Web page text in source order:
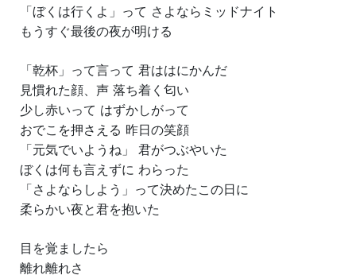
「ぼくは行くよ」って さよならミッドナイト
もうすぐ最後の夜が明ける
「乾杯」って言って 君ははにかんだ
見慣れた顔、声 落ち着く匂い
少し赤いって はずかしがって
おでこを押さえる 昨日の笑顔
「元気でいようね」 君がつぶやいた
ぼくは何も言えずに わらった
「さよならしよう」って決めたこの日に
柔らかい夜と君を抱いた
目を覚ましたら
離れ離れさ